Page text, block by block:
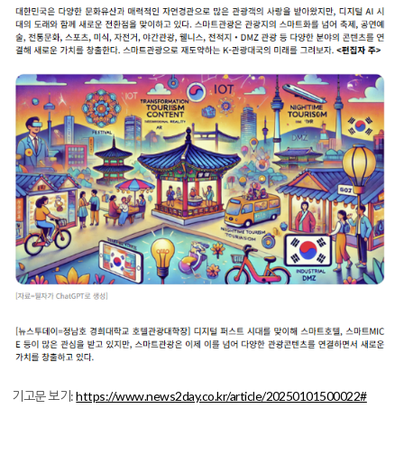
기고문 보기:https://www.news2day.co.kr/article/20250101500022#